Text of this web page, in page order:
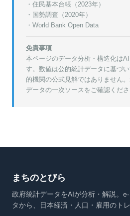
・ 住民基本台帳（2023年）
・ 国勢調査（2020年）
・World Bank Open Data
免責事項
本ページのデータ分析・構造化は
す。数値は公的統計データに基づ
的機関の公式見解ではありません
データの一次ソースをご確認くださ
まちのとびら
政府統計データをAIが分析・解説。
タから、日本経済・人口・雇用のト